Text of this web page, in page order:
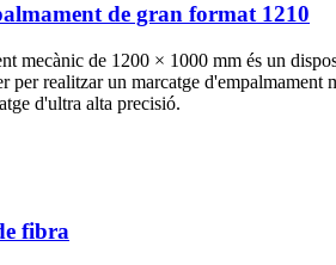
de gran format 1210
mecànic de 1200 × 1000 mm és un
per realitzar un marcatge
d'ultra alta precisió.
fibra